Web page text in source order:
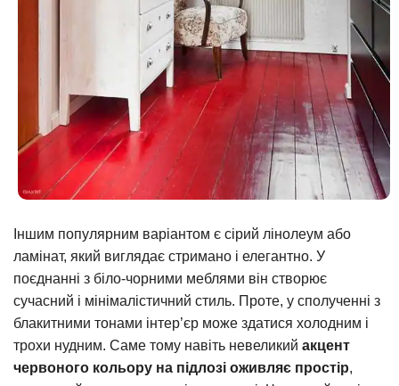
Іншим популярним варіантом є сірий лінолеум або
ламінат, який виглядає стримано і елегантно. У
поєднанні з біло-чорними меблями він створює
сучасний і мінімалістичний стиль. Проте, у сполученні з
блакитними тонами інтер’єр може здатися холодним і
трохи нудним. Саме тому навіть невеликий акцент
червоного кольору на підлозі оживляє простір,